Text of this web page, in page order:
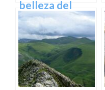
belleza del
Santuario de
Arantzazu en
Guipuzcoa –
Guía turística y
cultural